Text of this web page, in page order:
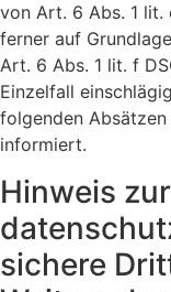
von Art. 6 Abs. 1 lit.
ferner auf
Art. 6 Abs. 1 lit. f
Einzelfall
folgenden
informiert.
Hinweis
sichere